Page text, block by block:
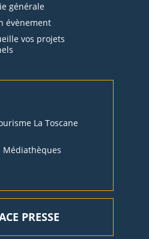
générale
évènement
vos projets
La Toscane
Médiathèques
PRESSE